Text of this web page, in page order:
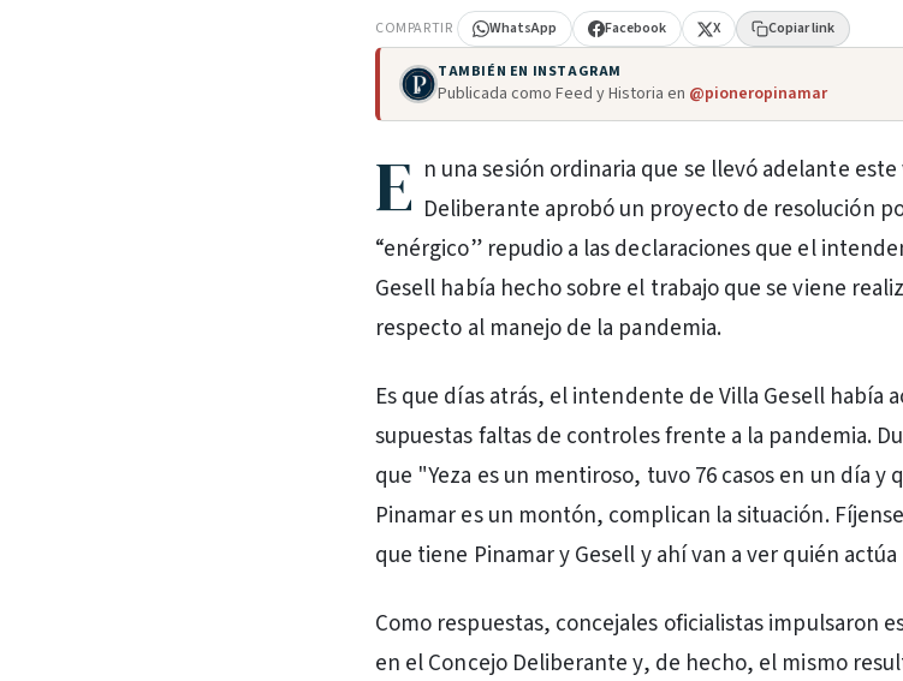
COMPARTIR WhatsApp Facebook X Copiar link
TAMBIÉN EN INSTAGRAM
Publicada como Feed y Historia en @pioneropinamar
E n una sesión ordinaria que se llevó adelante
Deliberante aprobó un proyecto de resolución
“enérgico” repudio a las declaraciones que el
Gesell había hecho sobre el trabajo que se viene
respecto al manejo de la pandemia.
Es que días atrás, el intendente de Villa Gesell había
supuestas faltas de controles frente a la pandemia.
que "Yeza es un mentiroso, tuvo 76 casos en un día y
Pinamar es un montón, complican la situación.
que tiene Pinamar y Gesell y ahí van a ver quién
Como respuestas, concejales oficialistas impulsaron
en el Concejo Deliberante y, de hecho, el mismo